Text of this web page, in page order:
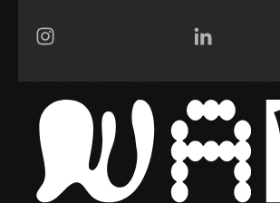
Instagram LinkedIn